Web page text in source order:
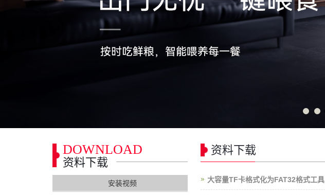
资料下载
大容量TF卡格式化为FAT32格式工具
DOWNLOAD
资料下载
安装视频